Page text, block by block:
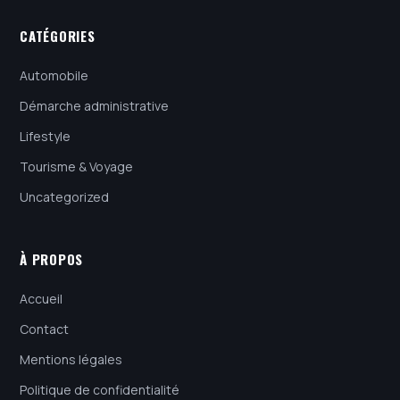
CATÉGORIES
Automobile
Démarche administrative
Lifestyle
Tourisme & Voyage
Uncategorized
À PROPOS
Accueil
Contact
Mentions légales
Politique de confidentialité